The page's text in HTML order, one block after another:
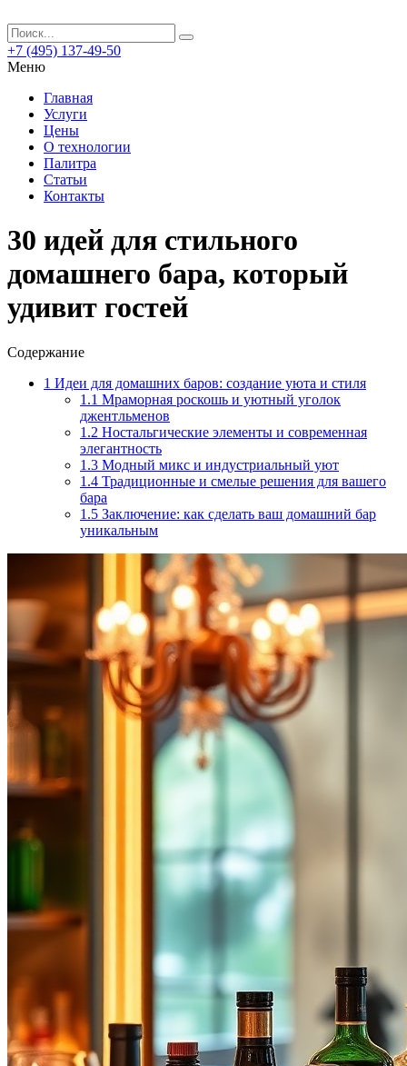
+7 (495) 137-49-50
Меню
Главная
Услуги
Цены
О технологии
Палитра
Статьи
Контакты
30 идей для стильного
домашнего бара, который
удивит гостей
Содержание
1 Идеи для домашних баров: создание уюта и стиля
1.1 Мраморная роскошь и уютный уголок
джентльменов
1.2 Ностальгические элементы и современная
элегантность
1.3 Модный микс и индустриальный уют
1.4 Традиционные и смелые решения для вашего
бара
1.5 Заключение: как сделать ваш домашний бар
уникальным